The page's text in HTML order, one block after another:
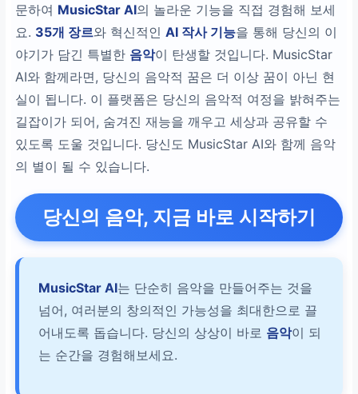
문하여 MusicStar AI의 놀라운 기능을 직접 경험해 보세
요. 35개 장르와 혁신적인 AI 작사 기능을 통해 당신의 이
야기가 담긴 특별한 음악이 탄생할 것입니다. MusicStar
AI와 함께라면, 당신의 음악적 꿈은 더 이상 꿈이 아닌 현
실이 됩니다. 이 플랫폼은 당신의 음악적 여정을 밝혀주는
길잡이가 되어, 숨겨진 재능을 깨우고 세상과 공유할 수
있도록 도울 것입니다. 당신도 MusicStar AI와 함께 음악
의 별이 될 수 있습니다.
당신의 음악, 지금 바로 시작하기
MusicStar AI는 단순히 음악을 만들어주는 것을
넘어, 여러분의 창의적인 가능성을 최대한으로 끌
어내도록 돕습니다. 당신의 상상이 바로 음악이 되
는 순간을 경험해보세요.